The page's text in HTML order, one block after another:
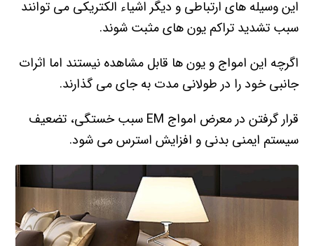
این وسیله های ارتباطی و دیگر اشیاء الکتریکی می توانند
سبب تشدید تراکم یون های مثبت شوند.
اگرچه این امواج و یون ها قابل مشاهده نیستند اما اثرات
جانبی خود را در طولانی مدت به جای می گذارند.
قرار گرفتن در معرض امواج EM سبب خستگی، تضعیف
سیستم ایمنی بدنی و افزایش استرس می شود.